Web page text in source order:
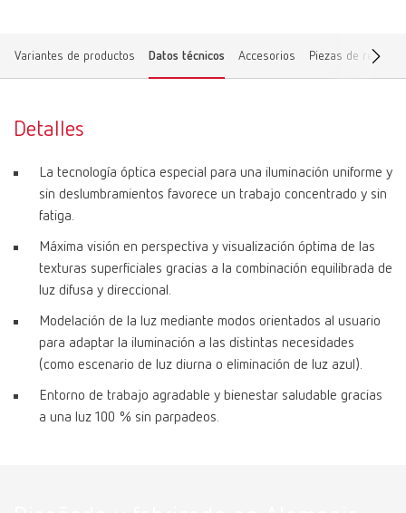
Variantes de productos Datos técnicos Accesorios Piezas de
Detalles
La tecnología óptica especial para una iluminación uniforme y
sin deslumbramientos favorece un trabajo concentrado y sin
fatiga.
Máxima visión en perspectiva y visualización óptima de las
texturas superficiales gracias a la combinación equilibrada de
luz difusa y direccional.
Modelación de la luz mediante modos orientados al usuario
para adaptar la iluminación a las distintas necesidades
(como escenario de luz diurna o eliminación de luz azul).
Entorno de trabajo agradable y bienestar saludable gracias
a una luz 100 % sin parpadeos.